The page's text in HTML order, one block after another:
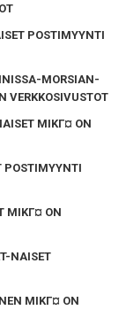
POSTIMYYNTI
MORSIAN-
VERKKOSIVUSTOT
MIKГ¤ ON
POSTIMYYNTI
MIKГ¤ ON
NAISET
MIKГ¤ ON